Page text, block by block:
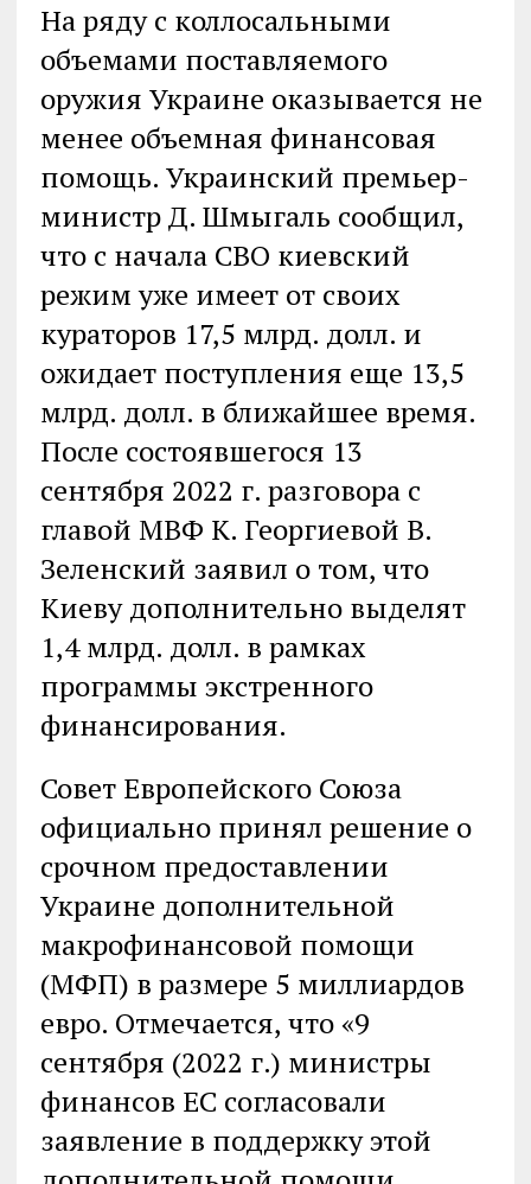
На ряду с коллосальными
объемами поставляемого
оружия Украине оказывается не
менее объемная финансовая
помощь. Украинский премьер-
министр Д. Шмыгаль сообщил,
что с начала СВО киевский
режим уже имеет от своих
кураторов 17,5 млрд. долл. и
ожидает поступления еще 13,5
млрд. долл. в ближайшее время.
После состоявшегося 13
сентября 2022 г. разговора с
главой МВФ К. Георгиевой В.
Зеленский заявил о том, что
Киеву дополнительно выделят
1,4 млрд. долл. в рамках
программы экстренного
финансирования.
Совет Европейского Союза
официально принял решение о
срочном предоставлении
Украине дополнительной
макрофинансовой помощи
(МФП) в размере 5 миллиардов
евро. Отмечается, что «9
сентября (2022 г.) министры
финансов ЕС согласовали
заявление в поддержку этой